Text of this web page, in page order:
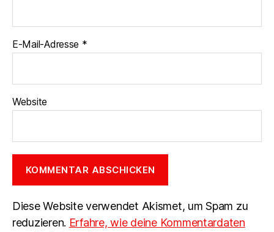
E-Mail-Adresse *
Website
Diese Website verwendet Akismet, um Spam zu
reduzieren. Erfahre, wie deine Kommentardaten